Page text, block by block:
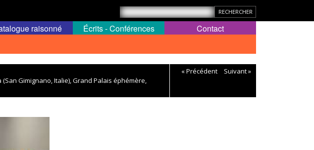
raisonné Écrits - Conférences Contact
Gimignano, Italie), Grand Palais éphémère,
« Précédent Suivant »